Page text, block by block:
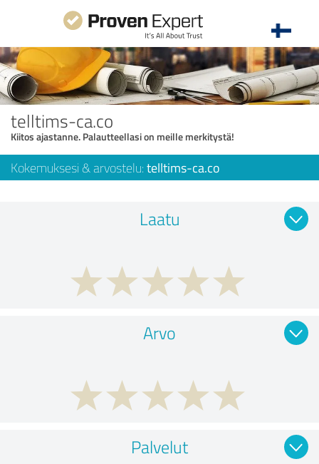
telltims-ca.co
Kiitos ajastanne. Palautteellasi on meille merkitystä!
Kokemuksesi & arvostelu: telltims-ca.co
Laatu
Arvo
Palvelut